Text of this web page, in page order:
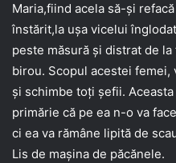
Maria,fiind acela să-și
înstărit,la ușa vicelui
peste măsură și distrat de
birou. Scopul acestei
și schimbe toți șefii.
primărie că pe ea n-o va
ci ea va rămâne lipită de
Lis de mașina de păcănele.